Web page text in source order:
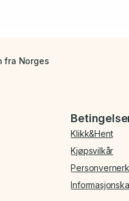
fra Norges
Klikk&Hent
Kjøpsvilkår